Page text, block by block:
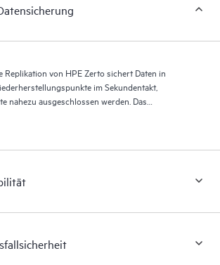
Replikation von HPE Zerto sichert Daten in
im Sekundentakt,
nahezu ausgeschlossen werden. Das
und ermöglicht so eine